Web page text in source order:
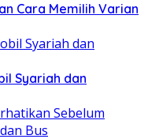
Cara Memilih Varian
Syariah dan